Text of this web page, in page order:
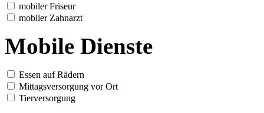
mobiler Friseur
mobiler Zahnarzt
Mobile Dienste
Essen auf Rädern
Mittagsversorgung vor Ort
Tierversorgung